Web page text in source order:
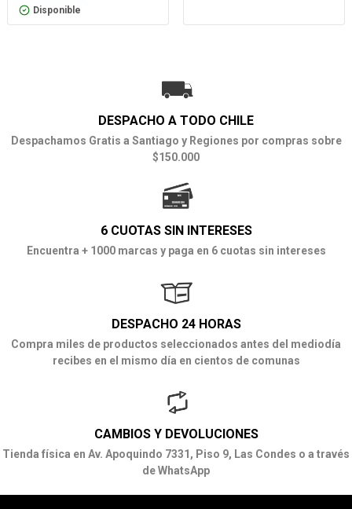
Disponible
DESPACHO A TODO CHILE
Despachamos Gratis a Santiago y Regiones por compras sobre
$150.000
6 CUOTAS SIN INTERESES
Encuentra + 1000 marcas y paga en 6 cuotas sin intereses
DESPACHO 24 HORAS
Compra miles de productos seleccionados antes del mediodía
recibes en el mismo día en cientos de comunas
CAMBIOS Y DEVOLUCIONES
Tienda física en Av. Apoquindo 7331, Piso 9, Las Condes o a través
de WhatsApp